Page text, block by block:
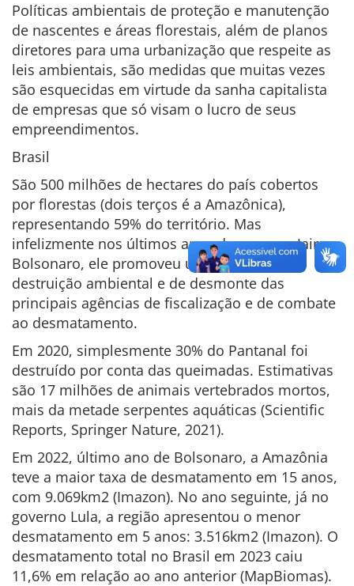
Políticas ambientais de proteção e manutenção
de nascentes e áreas florestais, além de planos
diretores para uma urbanização que respeite as
leis ambientais, são medidas que muitas vezes
são esquecidas em virtude da sanha capitalista
de empresas que só visam o lucro de seus
empreendimentos.
Brasil
São 500 milhões de hectares do país cobertos
por florestas (dois terços é a Amazônica),
representando 59% do território. Mas
infelizmente nos últimos anos do governo Jair
Bolsonaro, ele promoveu uma política de
destruição ambiental e de desmonte das
principais agências de fiscalização e de combate
ao desmatamento.
Em 2020, simplesmente 30% do Pantanal foi
destruído por conta das queimadas. Estimativas
são 17 milhões de animais vertebrados mortos,
mais da metade serpentes aquáticas (Scientific
Reports, Springer Nature, 2021).
Em 2022, último ano de Bolsonaro, a Amazônia
teve a maior taxa de desmatamento em 15 anos,
com 9.069km2 (Imazon). No ano seguinte, já no
governo Lula, a região apresentou o menor
desmatamento em 5 anos: 3.516km2 (Imazon). O
desmatamento total no Brasil em 2023 caiu
11,6% em relação ao ano anterior (MapBiomas).